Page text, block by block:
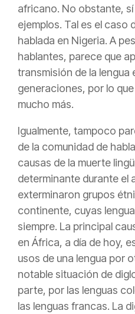
africano. No obstante,
ejemplos. Tal es el caso
hablada en Nigeria. A
hablantes, parece que
transmisión de la lengua
generaciones, por lo
mucho más.
Igualmente, tampoco
de la comunidad de
causas de la muerte
determinante durante el
exterminaron grupos
continente, cuyas
siempre. La principal
en África, a día de hoy,
usos de una lengua por
notable situación de
parte, por las lenguas
las lenguas francas. La